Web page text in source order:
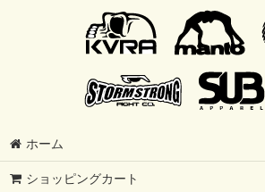
ホーム
ショッピングカート